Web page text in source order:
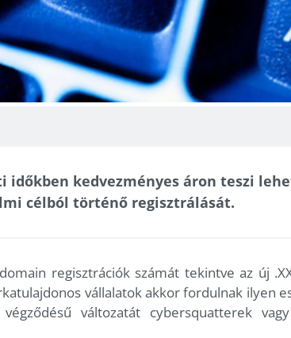
időkben kedvezményes áron teszi
célból történő regisztrálását.
regisztrációk számát tekintve az új
vállalatok akkor fordulnak ilyen
változatát cybersquatterek